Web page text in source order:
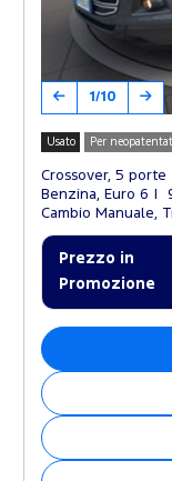
1/10
Usato Per
Crossover, 5 porte
Benzina, Euro 6
Cambio Manuale,
Prezzo in
Promozione